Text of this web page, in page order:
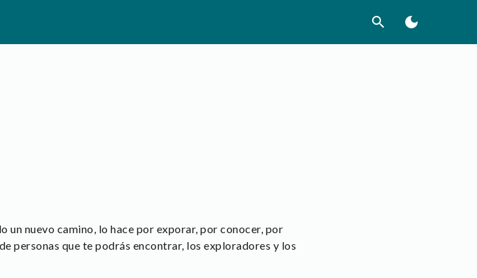
search dark_mode
un nuevo camino, lo hace por exporar, por conocer, por
personas que te podrás encontrar, los exploradores y los